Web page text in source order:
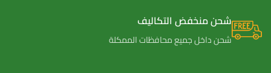
شحن منخفض التكاليف
شحن داخل جميع محافظات الممكلة